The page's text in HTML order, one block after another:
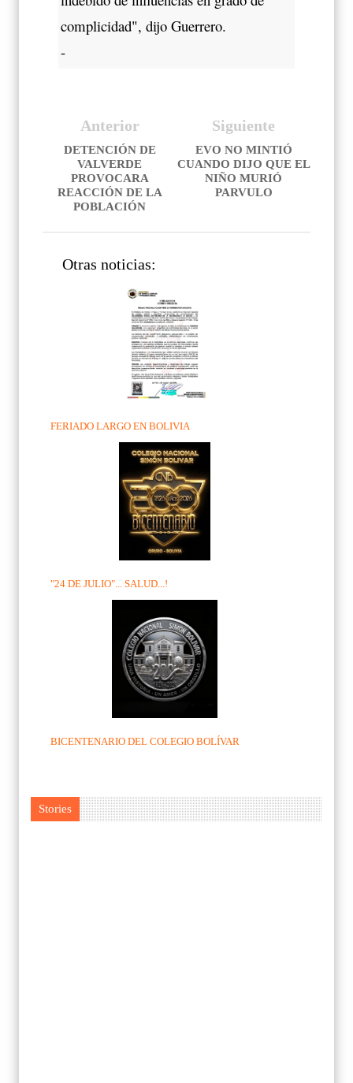
complicidad", dijo Guerrero.
-
Siguiente
EVO NO MINTIÓ
CUANDO DIJO QUE EL
NIÑO MURIÓ
PARVULO
Anterior
DETENCIÓN DE
VALVERDE
PROVOCARA
REACCIÓN DE LA
POBLACIÓN
Otras noticias:
FERIADO LARGO EN BOLIVIA
"24 DE JULIO"... SALUD...!
BICENTENARIO DEL COLEGIO BOLÍVAR
Stories